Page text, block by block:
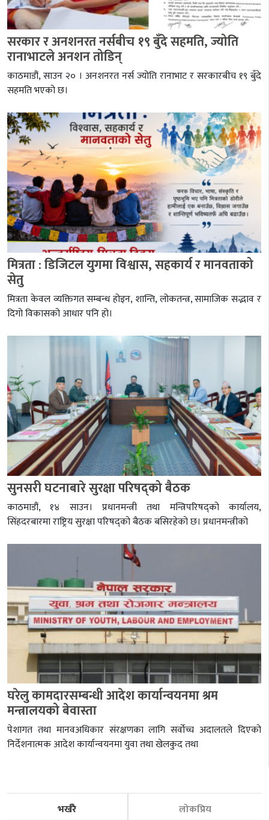
सरकार र अनशनरत नर्सबीच १९ बुँदे सहमति, ज्योति
रानाभाटले अनशन तोडिन्
काठमाडौं, साउन २० । अनशनरत नर्स ज्योति रानाभाट र सरकारबीच १९ बुँदे
सहमति भएको छ।
मित्रता : डिजिटल युगमा विश्वास, सहकार्य र मानवताको
सेतु
मित्रता केवल व्यक्तिगत सम्बन्ध होइन, शान्ति, लोकतन्त्र, सामाजिक सद्भाव र
दिगो विकासको आधार पनि हो।
सुनसरी घटनाबारे सुरक्षा परिषद्को बैठक
काठमाडौं, १४ साउन। प्रधानमन्त्री तथा मन्त्रिपरिषद्को कार्यालय,
सिंहदरबारमा राष्ट्रिय सुरक्षा परिषद्को बैठक बसिरहेको छ। प्रधानमन्त्रीको
घरेलु कामदारसम्बन्धी आदेश कार्यान्वयनमा श्रम
मन्त्रालयको बेवास्ता
पेशागत तथा मानवअधिकार संरक्षणका लागि सर्वोच्च अदालतले दिएको
निर्देशनात्मक आदेश कार्यान्वयनमा युवा तथा खेलकुद तथा
भर्खरै लोकप्रिय